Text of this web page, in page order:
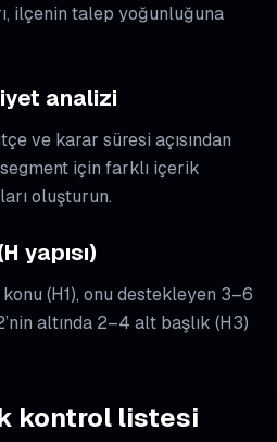
ilçenin talep yoğunluğuna
analizi
ve karar süresi açısından
için farklı içerik
oluşturun.
yapısı)
(H1), onu destekleyen 3–6
altında 2–4 alt başlık (H3)
kontrol listesi